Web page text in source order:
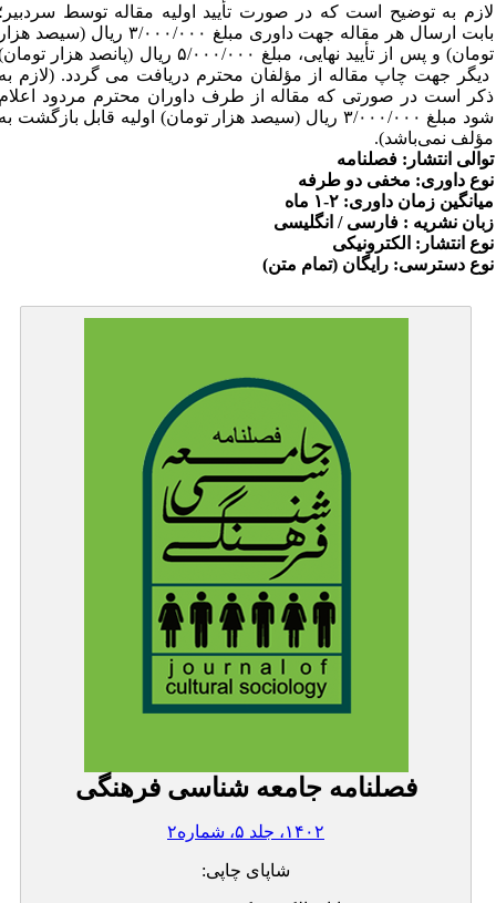
به توضیح است که در صورت تأیید اولیه مقاله توسط سردبیر؛
بابت ارسال هر مقاله جهت داوری مبلغ ۳/۰۰۰/۰۰۰ ریال (سیصد هزار
تومان) و پس از تأیید نهایی، مبلغ ۵/۰۰۰/۰۰۰ ریال (پانصد هزار تومان)
جهت چاپ مقاله از مؤلفان محترم دریافت می گردد. (لازم به
است در صورتی که مقاله از طرف داوران محترم مردود اعلام
شود مبلغ ۳/۰۰۰/۰۰۰ ریال (سیصد هزار تومان) اولیه قابل بازگشت به
نمی‌باشد).
انتشار: فصلنامه
داوری: مخفی دو طرفه
زمان داوری: ۲-۱ ماه
نشریه : فارسی / انگلیسی
انتشار: الکترونیکی
دسترسی: رایگان (تمام متن)
فصلنامه جامعه شناسی فرهنگی
۱۴۰۲، جلد ۵، شماره۲
شاپای چاپی: